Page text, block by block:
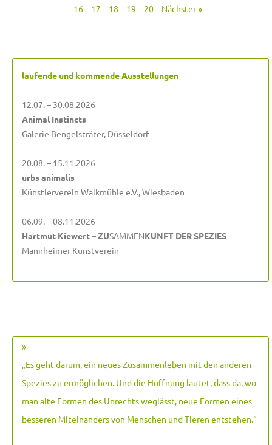
16
17 18 19 20 Nächster »
laufende und kommende Ausstellungen
12.07. – 30.08.2026
Animal Instincts
Galerie Bengelsträter, Düsseldorf
20.08. – 15.11.2026
urbs animalis
Künstlerverein Walkmühle e.V., Wiesbaden
06.09. – 08.11.2026
Hartmut Kiewert – ZUSAMMENKUNFT DER SPEZIES
Mannheimer Kunstverein
»
„Es geht darum, ein neues Zusammenleben mit den anderen
Spezies zu ermöglichen. Und die Hoffnung lautet, dass da, wo
man alte Formen des Unrechts weglässt, neue Formen eines
besseren Miteinanders von Menschen und Tieren entstehen.“